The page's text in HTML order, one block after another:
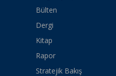
Bülten
Dergi
Kitap
Rapor
Stratejik Bakış